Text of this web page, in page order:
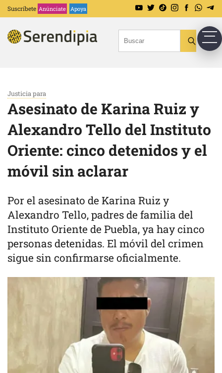
Suscríbete Anúnciate Apoya
Justicia para
Asesinato de Karina Ruiz y
Alexandro Tello del Instituto
Oriente: cinco detenidos y el
móvil sin aclarar
Por el asesinato de Karina Ruiz y
Alexandro Tello, padres de familia del
Instituto Oriente de Puebla, ya hay cinco
personas detenidas. El móvil del crimen
sigue sin confirmarse oficialmente.